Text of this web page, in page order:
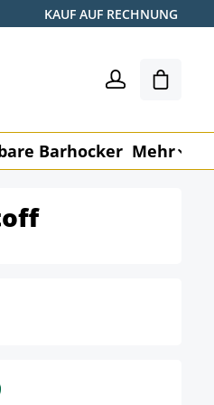
KAUF AUF RECHNUNG
Barhocker Mehr